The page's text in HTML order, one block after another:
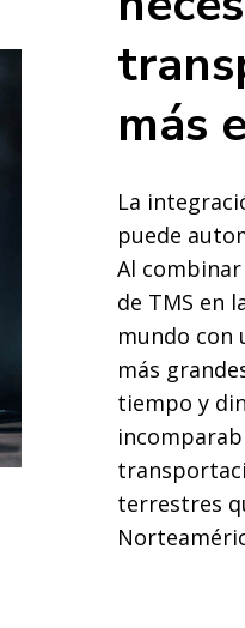
más
La
puede
Al
de TMS en
mundo con
más
tiempo y
terrestres